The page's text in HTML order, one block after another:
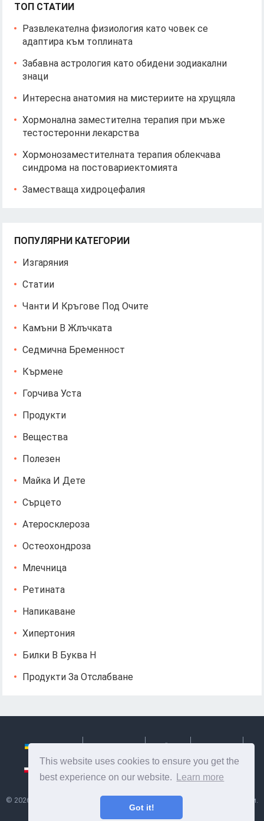
This website uses cookies to ensure you get the
best experience on our website.
Learn more
Got it!
ТОП СТАТИИ
Развлекателна физиология като човек се
адаптира към топлината
Забавна астрология като обидени зодиакални
знаци
Интересна анатомия на мистериите на хрущяла
Хормонална заместителна терапия при мъже
тестостеронни лекарства
Хормонозаместителната терапия облекчава
синдрома на постовариектомията
Заместваща хидроцефалия
ПОПУЛЯРНИ КАТЕГОРИИ
Изгаряния
Статии
Чанти И Кръгове Под Очите
Камъни В Жлъчката
Седмична Бременност
Кърмене
Горчива Уста
Продукти
Вещества
Полезен
Майка И Дете
Сърцето
Атеросклероза
Остеохондроза
Млечница
Ретината
Напикаване
Хипертония
Билки В Буква Н
Продукти За Отслабване
© 2026
- Полезна информация и съвети за грижа за себе си.